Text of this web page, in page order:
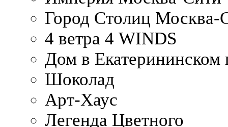
Город Столиц Москва-
4 ветра 4 WINDS
Дом в Екатерининском
Шоколад
Арт-Хаус
Легенда Цветного